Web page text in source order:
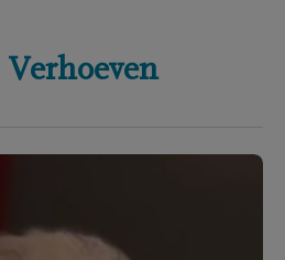
Verhoeven